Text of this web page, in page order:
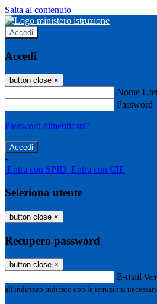
Salta al contenuto
Accedi
Accedi
button close ×
Nome
Password
Password dimenticata?
-
Entra con SPID Entra con CIE
Seleziona utente
button close ×
Recupero password
button close ×
E-mail
all'indirizzo indicato con le istruzioni